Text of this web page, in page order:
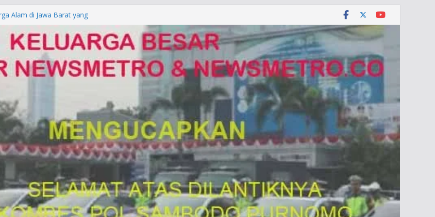
Alam di Jawa Barat yang
KUHAP Baru 2026, Tegaskan
Dipidana
DENPASAR DAN
POLDA BALI DIDUGA
ke Mabes Polri
Palsu, Kapolres
SIM